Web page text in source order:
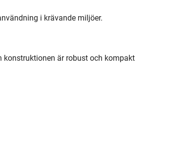
i krävande miljöer.
konstruktionen är robust och kompakt